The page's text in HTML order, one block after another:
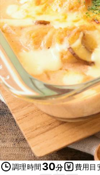
調理時間 30分 費用目